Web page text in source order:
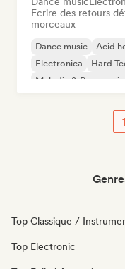
Ecrire des retours
morceaux
Dance music Acid
Electronica
Hard
Melodic &
1
Top Classique /
Top Electronic